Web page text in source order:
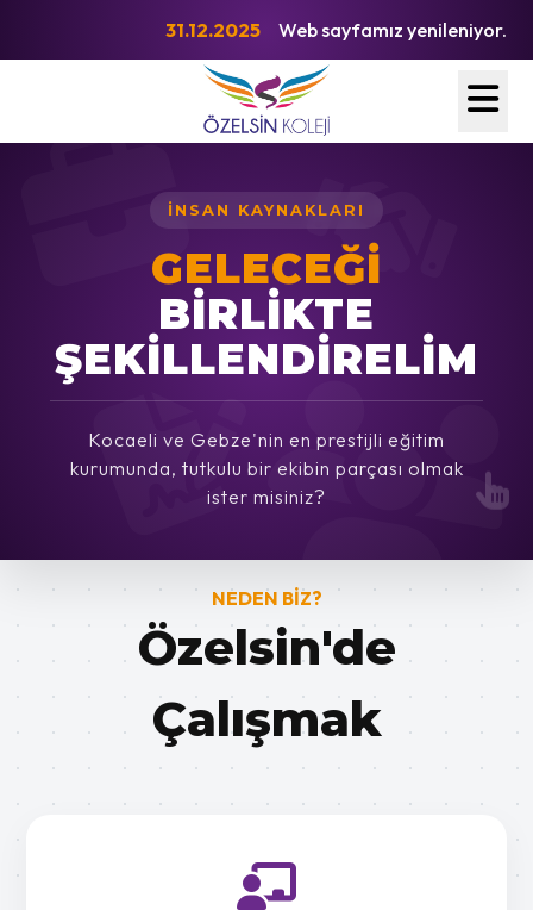
31.12.2025 Web sayfamız yenileniyor.
İNSAN KAYNAKLARI
GELECEĞİ
BİRLİKTE
ŞEKİLLENDİRELİM
Kocaeli ve Gebze'nin en prestijli eğitim
kurumunda, tutkulu bir ekibin parçası olmak
ister misiniz?
NEDEN BİZ?
Özelsin'de
Çalışmak